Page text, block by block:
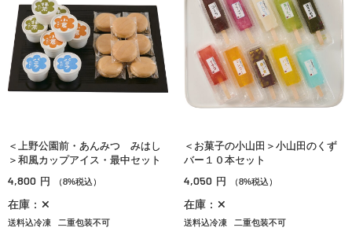
＜上野公園前・あんみつ みはし
＞和風カップアイス・最中セット
4,800 円 （8%税込）
在庫：✕
送料込冷凍 二重包装不可
＜お菓子の小山田＞小山田のくず
バー１０本セット
4,050 円 （8%税込）
在庫：✕
送料込冷凍 二重包装不可